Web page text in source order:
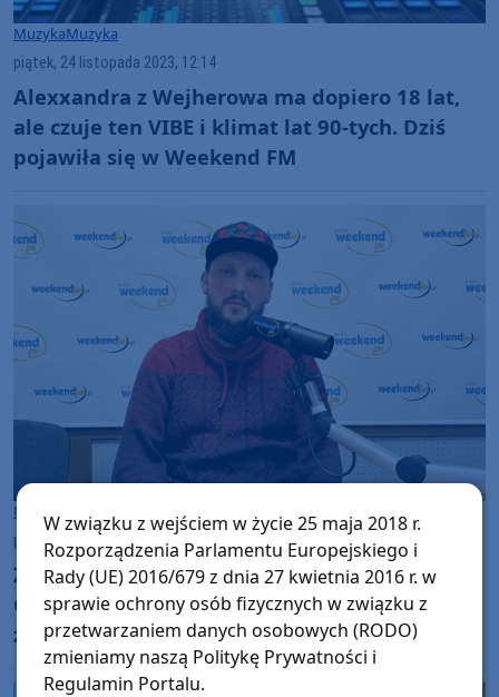
MuzykaMuzyka
piątek, 24 listopada 2023, 12:14
Alexxandra z Wejherowa ma dopiero 18 lat,
ale czuje ten VIBE i klimat lat 90-tych. Dziś
pojawiła się w Weekend FM
Muzyka
piątek, 3 listopada 2023, 15:02
Znany z projektu ROOMX Sebastian Sikorski z
Chojnic sięga tym razem po DŻEM. Posłuchaj,
zobacz klip
W związku z wejściem w życie 25 maja 2018 r.
Rozporządzenia Parlamentu Europejskiego i
Rady (UE) 2016/679 z dnia 27 kwietnia 2016 r. w
sprawie ochrony osób fizycznych w związku z
przetwarzaniem danych osobowych (RODO)
zmieniamy naszą Politykę Prywatności i
Regulamin Portalu.